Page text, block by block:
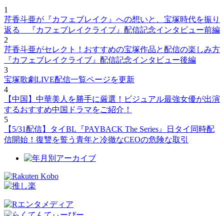
1
芹香斗亜が『カフェブレイク』への想いと、宝塚時代を振り
返る 『カフェブレイクライブ』配信記念インタビュー前編
2
芹香斗亜がセレクト！おすすめの宝塚作品と配信の楽しみ方
『カフェブレイクライブ』配信記念インタビュー後編
3
宝塚歌劇LIVE配信一覧ページを更新
4
【中国】中華美人を勝手に厳選！ビジュアル最強女優が出演
するおすすめ中国ドラマをご紹介！
5
【5/31配信】タイBL『PAYBACK The Series』日タイ同時配
信開始！復讐を誓う青年と冷徹なCEOの危険な取引